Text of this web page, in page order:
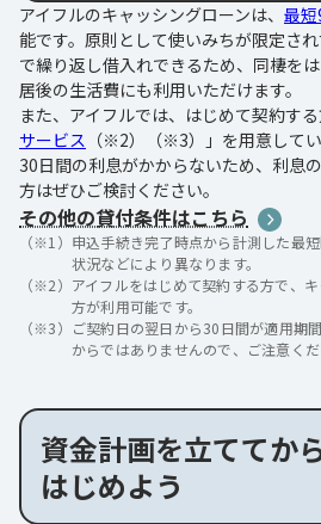
アイフルのキャッシングローンは、 最
能です。原則として使いみちが限定さ
で繰り返し借入れできるため、同棲を
居後の生活費にも利用いただけます。
また、アイフルでは、はじめて契約す
サービス （※2）（※3）」を用意して
30日間の利息がかからないため、利息
方はぜひご検討ください。
その他の貸付条件はこちら
（※1） 申込手続き完了時点から計測した最
状況などにより異なります。
（※2） アイフルをはじめて契約する方で、
方が利用可能です。
（※3） ご契約日の翌日から30日間が適用期
からではありませんので、ご注意くだ
資金計画を立ててか
はじめよう